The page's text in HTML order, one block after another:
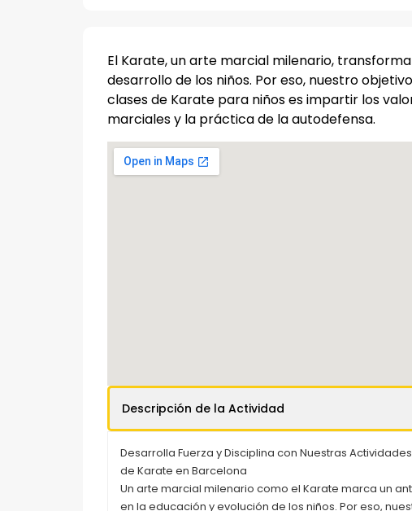
El Karate, un arte marcial milenario,
desarrollo de los niños. Por eso, nuestro
clases de Karate para niños es impartir los
marciales y la práctica de la autodefensa.
Descripción de la Actividad
Desarrolla Fuerza y Disciplina con Nuestras
de Karate en Barcelona
Un arte marcial milenario como el Karate marca un
en la educación y evolución de los niños. Por eso,